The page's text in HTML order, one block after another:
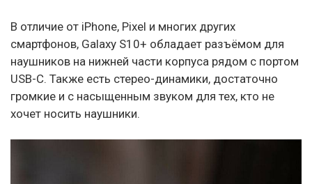
В отличие от iPhone, Pixel и многих других
смартфонов, Galaxy S10+ обладает разъёмом для
наушников на нижней части корпуса рядом с портом
USB-C. Также есть стерео-динамики, достаточно
громкие и с насыщенным звуком для тех, кто не
хочет носить наушники.